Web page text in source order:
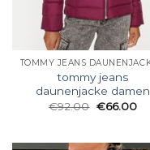
tommy jeans
daunenjacke damen
€92.00 €66.00